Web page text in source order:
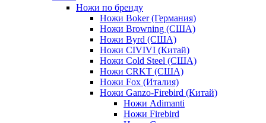
Ножи по бренду
Ножи Boker (Германия)
Ножи Browning (США)
Ножи Byrd (США)
Ножи CIVIVI (Китай)
Ножи Cold Steel (США)
Ножи CRKT (США)
Ножи Fox (Италия)
Ножи Ganzo-Firebird (Китай)
Ножи Adimanti
Ножи Firebird